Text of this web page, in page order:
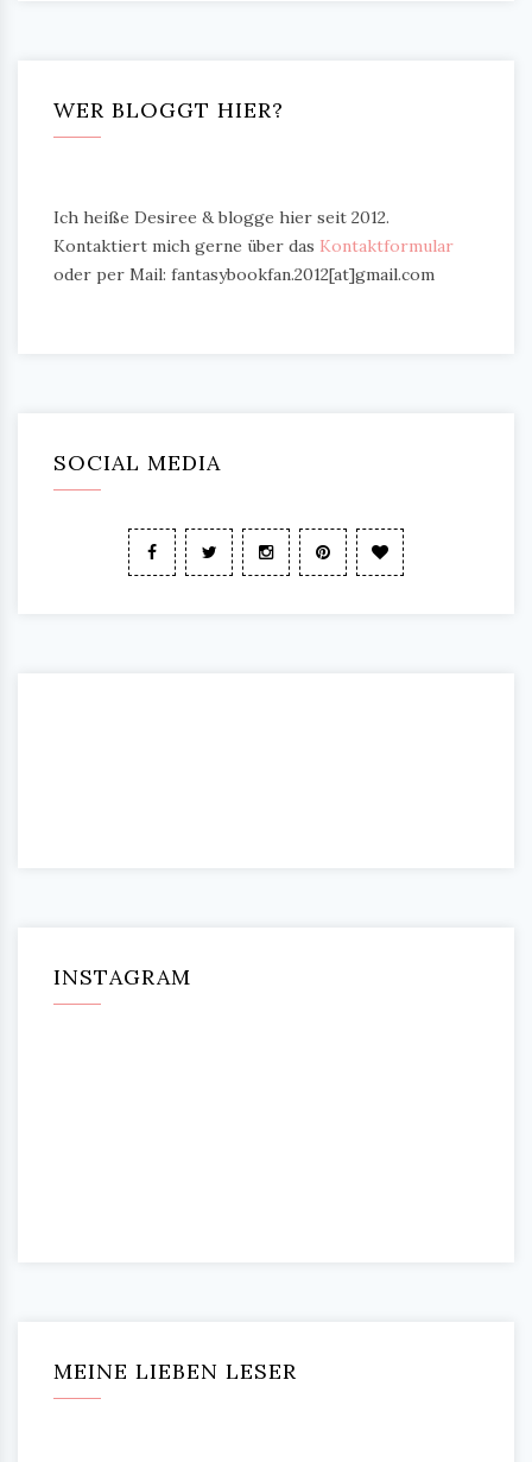
WER BLOGGT HIER?
Ich heiße Desiree & blogge hier seit 2012.
Kontaktiert mich gerne über das Kontaktformular
oder per Mail: fantasybookfan.2012[at]gmail.com
SOCIAL MEDIA
INSTAGRAM
MEINE LIEBEN LESER